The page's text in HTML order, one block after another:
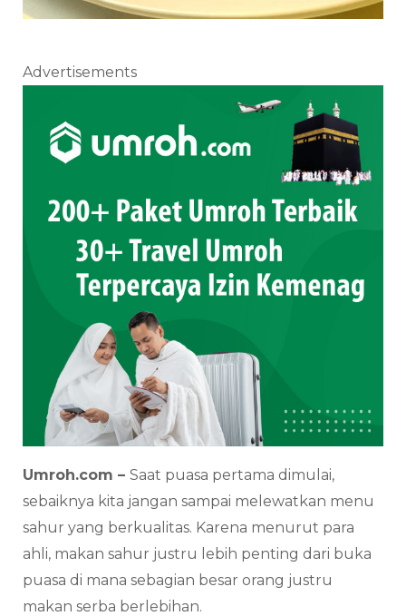
Advertisements
Umroh.com – Saat puasa pertama dimulai,
sebaiknya kita jangan sampai melewatkan menu
sahur yang berkualitas. Karena menurut para
ahli, makan sahur justru lebih penting dari buka
puasa di mana sebagian besar orang justru
makan serba berlebihan.